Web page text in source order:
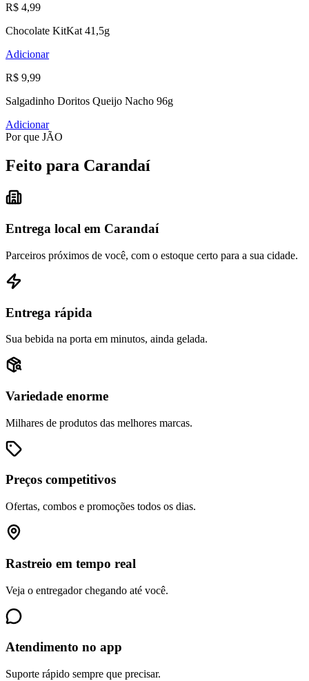
R$ 4,99
Chocolate KitKat 41,5g
Adicionar
R$ 9,99
Salgadinho Doritos Queijo Nacho 96g
Adicionar
Por que JÃO
Feito para Carandaí
Entrega local em Carandaí
Parceiros próximos de você, com o estoque certo para a sua cidade.
Entrega rápida
Sua bebida na porta em minutos, ainda gelada.
Variedade enorme
Milhares de produtos das melhores marcas.
Preços competitivos
Ofertas, combos e promoções todos os dias.
Rastreio em tempo real
Veja o entregador chegando até você.
Atendimento no app
Suporte rápido sempre que precisar.